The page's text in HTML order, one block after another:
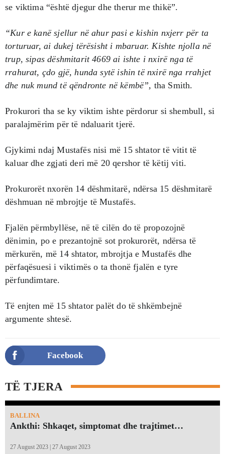
se viktima “është djegur dhe therur me thikë”.
“Kur e kanë sjellur në ahur pasi e kishin nxjerr për ta
torturuar, ai dukej tërësisht i mbaruar. Kishte njolla në
trup, sipas dëshmitarit 4669 ai ishte i nxirë nga të
rrahurat, çdo gjë, hunda sytë ishin të nxirë nga rrahjet
dhe nuk mund të qëndronte në këmbë”, tha Smith.
Prokurori tha se ky viktim ishte përdorur si shembull, si
paralajmërim për të ndaluarit tjerë.
Gjykimi ndaj Mustafës nisi më 15 shtator të vitit të
kaluar dhe zgjati deri më 20 qershor të këtij viti.
Prokurorët nxorën 14 dëshmitarë, ndërsa 15 dëshmitarë
dëshmuan në mbrojtje të Mustafës.
Fjalën përmbyllëse, në të cilën do të propozojnë
dënimin, po e prezantojnë sot prokurorët, ndërsa të
mërkurën, më 14 shtator, mbrojtja e Mustafës dhe
përfaqësuesi i viktimës o ta thonë fjalën e tyre
përfundimtare.
Të enjten më 15 shtator palët do të shkëmbejnë
argumente shtesë.
Facebook
TË TJERA
BALLINA
Ankthi: Shkaqet, simptomat dhe trajtimet…
27 August 2023 | 27 August 2023